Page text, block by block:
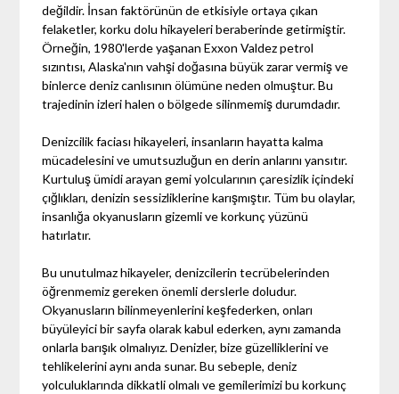
değildir. İnsan faktörünün de etkisiyle ortaya çıkan
felaketler, korku dolu hikayeleri beraberinde getirmiştir.
Örneğin, 1980'lerde yaşanan Exxon Valdez petrol
sızıntısı, Alaska'nın vahşi doğasına büyük zarar vermiş ve
binlerce deniz canlısının ölümüne neden olmuştur. Bu
trajedinin izleri halen o bölgede silinmemiş durumdadır.
Denizcilik faciası hikayeleri, insanların hayatta kalma
mücadelesini ve umutsuzluğun en derin anlarını yansıtır.
Kurtuluş ümidi arayan gemi yolcularının çaresizlik içindeki
çığlıkları, denizin sessizliklerine karışmıştır. Tüm bu olaylar,
insanlığa okyanusların gizemli ve korkunç yüzünü
hatırlatır.
Bu unutulmaz hikayeler, denizcilerin tecrübelerinden
öğrenmemiz gereken önemli derslerle doludur.
Okyanusların bilinmeyenlerini keşfederken, onları
büyüleyici bir sayfa olarak kabul ederken, aynı zamanda
onlarla barışık olmalıyız. Denizler, bize güzelliklerini ve
tehlikelerini aynı anda sunar. Bu sebeple, deniz
yolculuklarında dikkatli olmalı ve gemilerimizi bu korkunç